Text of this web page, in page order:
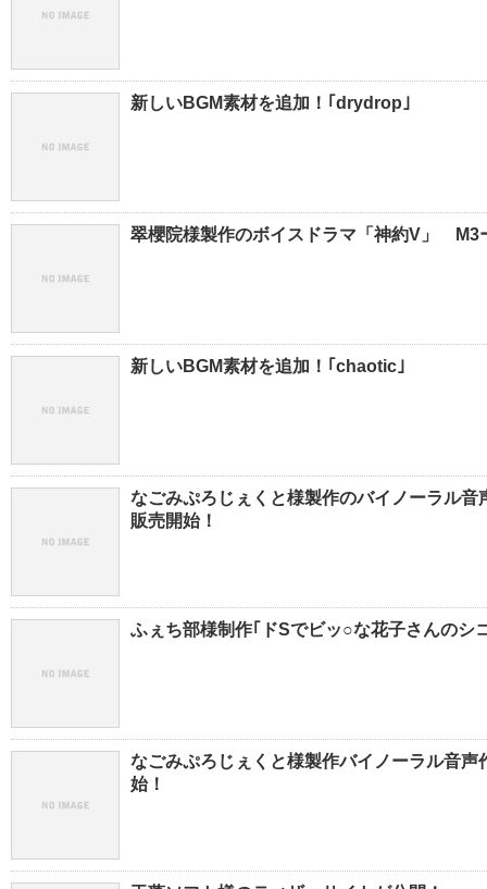
新しいBGM素材を追加！｢drydrop｣
翠櫻院様製作のボイスドラマ「神約V」 M3
新しいBGM素材を追加！｢chaotic｣
なごみぷろじぇくと様製作のバイノーラル
販売開始！
ふぇち部様制作｢ドSでビッ○な花子さんのシ
なごみぷろじぇくと様製作バイノーラル音
始！